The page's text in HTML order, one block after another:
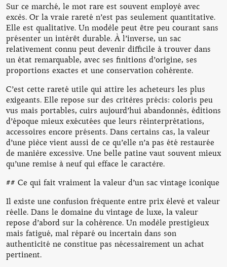
Sur ce marché, le mot rare est souvent employé avec
excès. Or la vraie rareté n’est pas seulement quantitative.
Elle est qualitative. Un modèle peut être peu courant sans
présenter un intérêt durable. À l’inverse, un sac
relativement connu peut devenir difficile à trouver dans
un état remarquable, avec ses finitions d’origine, ses
proportions exactes et une conservation cohérente.
C’est cette rareté utile qui attire les acheteurs les plus
exigeants. Elle repose sur des critères précis: coloris peu
vus mais portables, cuirs aujourd’hui abandonnés, éditions
d’époque mieux exécutées que leurs réinterprétations,
accessoires encore présents. Dans certains cas, la valeur
d’une pièce vient aussi de ce qu’elle n’a pas été restaurée
de manière excessive. Une belle patine vaut souvent mieux
qu’une remise à neuf qui efface le caractère.
## Ce qui fait vraiment la valeur d’un sac vintage iconique
Il existe une confusion fréquente entre prix élevé et valeur
réelle. Dans le domaine du vintage de luxe, la valeur
repose d’abord sur la cohérence. Un modèle prestigieux
mais fatigué, mal réparé ou incertain dans son
authenticité ne constitue pas nécessairement un achat
pertinent.